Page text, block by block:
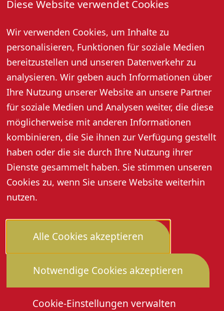
Diese Website verwendet Cookies
Wir verwenden Cookies, um Inhalte zu
personalisieren, Funktionen für soziale Medien
bereitzustellen und unseren Datenverkehr zu
analysieren. Wir geben auch Informationen über
Ihre Nutzung unserer Website an unsere Partner
für soziale Medien und Analysen weiter, die diese
möglicherweise mit anderen Informationen
kombinieren, die Sie ihnen zur Verfügung gestellt
haben oder die sie durch Ihre Nutzung ihrer
Dienste gesammelt haben. Sie stimmen unseren
Cookies zu, wenn Sie unsere Website weiterhin
nutzen.
Alle Cookies akzeptieren
Notwendige Cookies akzeptieren
Cookie-Einstellungen verwalten
04. August 2026, 14:30 Uhr
Öffentliche Weinprobe mit Kellerbesichtigung bei der
Oberkircher Winzer eG
Preis pro Person: 12,- Euro (10,- Euro mit Gästekarte)
an Feiertagen), Dauer ca. 2 Stunden.
Anmeldung: Tel. 07802 92580 oder info@oberkircher-
winzer.de